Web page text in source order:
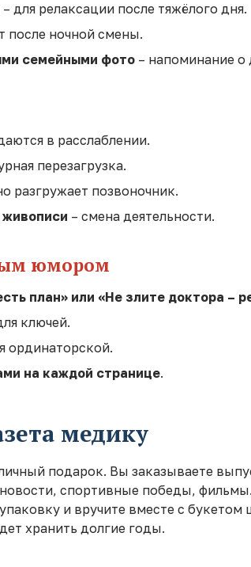
– для релаксации после тяжёлого дня.
после ночной смены.
семейными фото – напоминание о
в расслаблении.
перезагрузка.
разгружает позвоночник.
– смена деятельности.
юмором
план» или «Не злите доктора –
ключей.
ординаторской.
на каждой странице.
медику
подарок. Вы заказываете
спортивные победы,
и вручите вместе с
хранить долгие годы.